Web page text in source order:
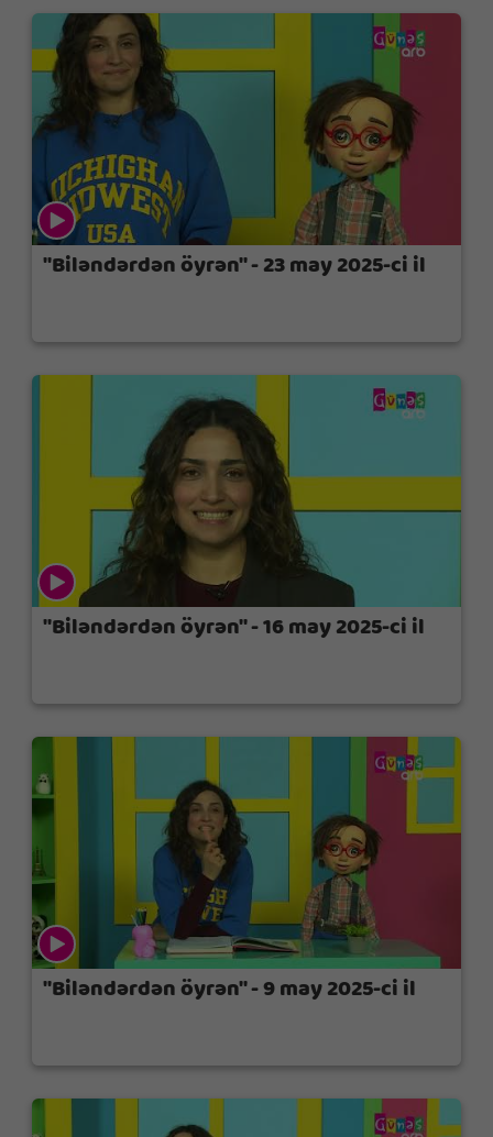
"Biləndərdən öyrən" - 23 may 2025-ci il
"Biləndərdən öyrən" - 16 may 2025-ci il
"Biləndərdən öyrən" - 9 may 2025-ci il